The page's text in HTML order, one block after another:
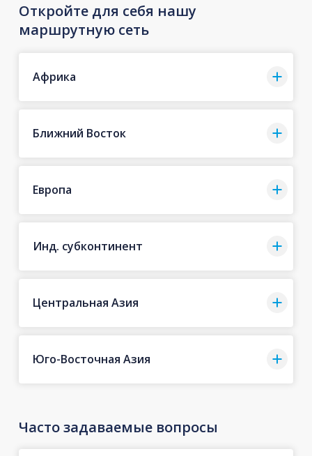
Откройте для себя нашу
маршрутную сеть
Африка
Ближний Восток
Европа
Инд. субконтинент
Центральная Азия
Юго-Восточная Азия
Часто задаваемые вопросы